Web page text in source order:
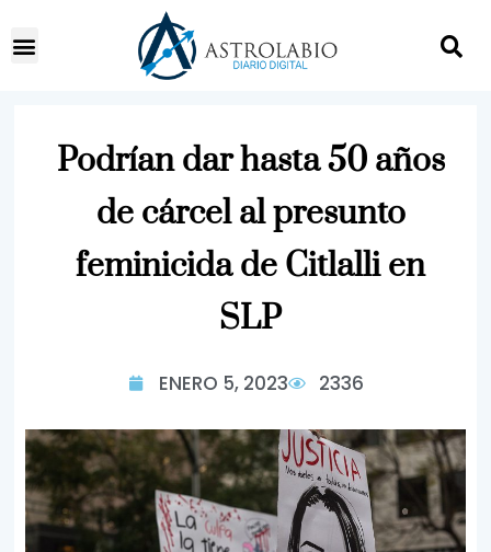
Podrían dar hasta 50 años
de cárcel al presunto
feminicida de Citlalli en
SLP
ENERO 5, 2023 2336